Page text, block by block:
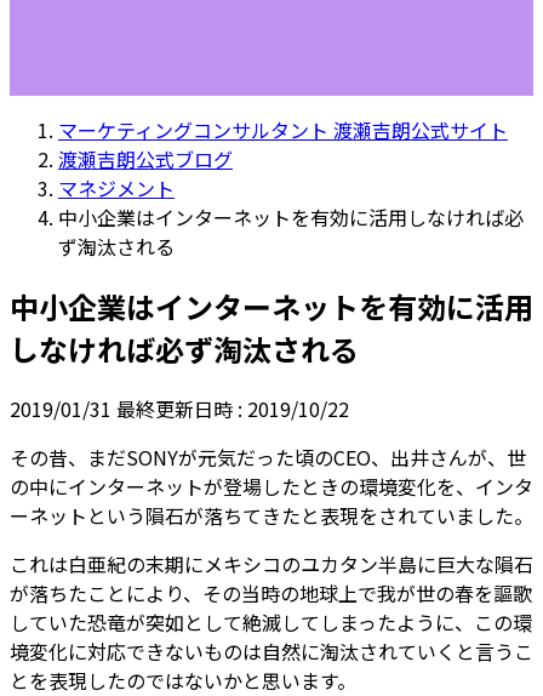
マーケティングコンサルタント 渡瀬吉朗公式サイト
渡瀬吉朗公式ブログ
マネジメント
中小企業はインターネットを有効に活用しなければ必
ず淘汰される
中小企業はインターネットを有効に活用
しなければ必ず淘汰される
2019/01/31 最終更新日時 : 2019/10/22
その昔、まだSONYが元気だった頃のCEO、出井さんが、世
の中にインターネットが登場したときの環境変化を、インタ
ーネットという隕石が落ちてきたと表現をされていました。
これは白亜紀の末期にメキシコのユカタン半島に巨大な隕石
が落ちたことにより、その当時の地球上で我が世の春を謳歌
していた恐竜が突如として絶滅してしまったように、この環
境変化に対応できないものは自然に淘汰されていくと言うこ
とを表現したのではないかと思います。